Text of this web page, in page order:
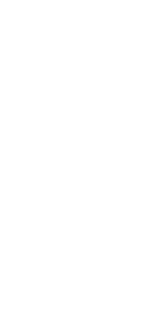
De driewielsarchitectuur
Can-Am Ryker is in vrijwel
2-wielige motoren. Drie
dan twee wielen. Wij
en Ryker modellen zitten
werelds beste
besturingen – ABS
en stabiliteitscontrole.
verifiëren voortdurend de
tractie te behouden, de
bieden en de machine op
te houden. Meerdere